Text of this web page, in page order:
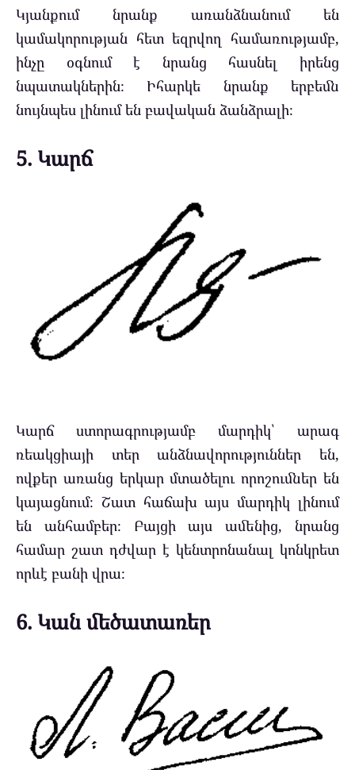
Կյանքում նրանք առանձնանում են
կամակորության հետ եզրվող համառությամբ,
ինչը օգնում է նրանց հասնել իրենց
նպատակներին։ Իհարկե նրանք երբեմն
նույնպես լինում են բավական ձանձրալի։
5. Կարճ
Կարճ ստորագրությամբ մարդիկ՝ արագ
ռեակցիայի տեր անձնավորություններ են,
ովքեր առանց երկար մտածելու որոշումներ են
կայացնում։ Շատ հաճախ այս մարդիկ լինում
են անհամբեր։ Բայցի այս ամենից, նրանց
համար շատ դժվար է կենտրոնանալ կոնկրետ
որևէ բանի վրա։
6. Կան մեծատառեր